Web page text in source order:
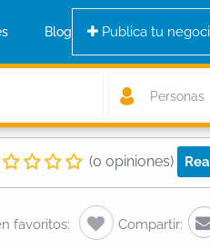
Publica tu
Blog
Personas
(0 opiniones)
Compartir:
favoritos: